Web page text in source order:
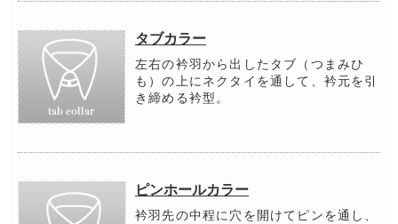
タブカラー
左右の衿羽から出したタブ（つまみひ
も）の上にネクタイを通して、衿元を引
き締める衿型。
ピンホールカラー
衿羽先の中程に穴を開けてピンを通し、